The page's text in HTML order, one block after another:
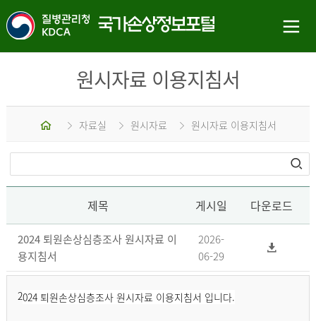
원시자료 이용지침서
홈 자료실 원시자료 원시자료 이용지침서
제목 게시일 다운로드
2024 퇴원손상심층조사 원시자료 이
용지침서
2026-
06-29
2024 퇴원손상심층조사 원시자료 이용지침서 입니다.